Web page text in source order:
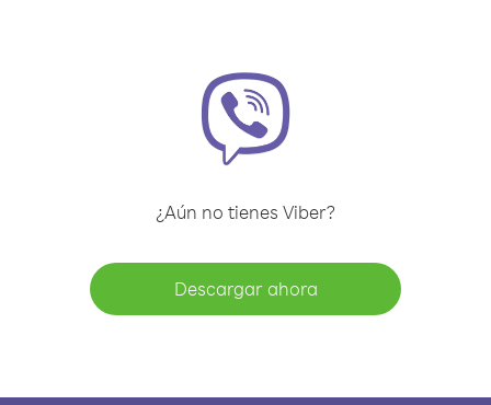
¿Aún no tienes Viber?
Descargar ahora